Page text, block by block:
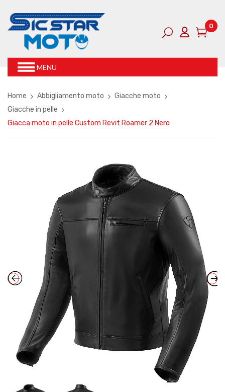
0
MENU
Home Abbigliamento moto
Giacche moto
Giacche in pelle
Giacca moto in pelle Custom Revit Roamer 2 Nero